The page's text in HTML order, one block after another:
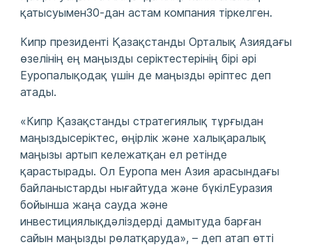
қатысуымен30-дан астам компания тіркелген.
Кипр президенті Қазақстанды Орталық Азиядағы
өзелінің ең маңызды серіктестерінің бірі әрі
Еуропалықодақ үшін де маңызды әріптес деп
атады.
«Кипр Қазақстанды стратегиялық тұрғыдан
маңыздысеріктес, өңірлік және халықаралық
маңызы артып кележатқан ел ретінде
қарастырады. Ол Еуропа мен Азия арасындағы
байланыстарды нығайтуда және бүкілЕуразия
бойынша жаңа сауда және
инвестициялықдәліздерді дамытуда барған
сайын маңызды рөлатқаруда», – деп атап өтті